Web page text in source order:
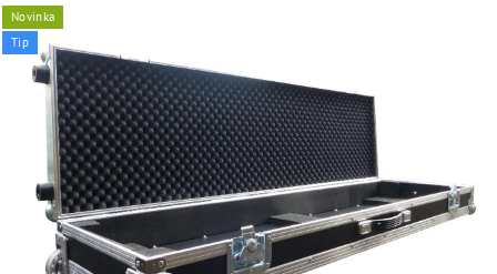
Novinka
Tip